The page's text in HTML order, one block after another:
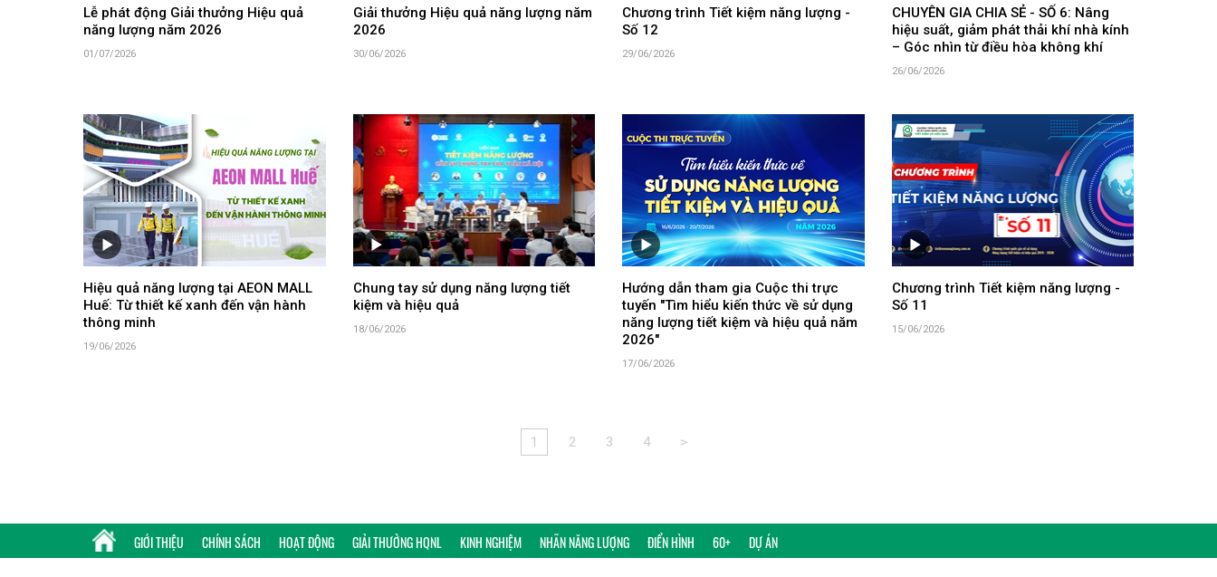
Lễ phát động Giải thưởng Hiệu quả
năng lượng năm 2026
01/07/2026
Giải thưởng Hiệu quả năng lượng năm
2026
30/06/2026
Chương trình Tiết kiệm năng lượng -
Số 12
29/06/2026
CHUYÊN GIA CHIA SẺ - SỐ 6: Nâng
hiệu suất, giảm phát thải khí nhà kính
– Góc nhìn từ điều hòa không khí
26/06/2026
Hiệu quả năng lượng tại AEON MALL
Huế: Từ thiết kế xanh đến vận hành
thông minh
19/06/2026
Chung tay sử dụng năng lượng tiết
kiệm và hiệu quả
18/06/2026
Hướng dẫn tham gia Cuộc thi trực
tuyến "Tìm hiểu kiến thức về sử dụng
năng lượng tiết kiệm và hiệu quả năm
2026"
17/06/2026
Chương trình Tiết kiệm năng lượng -
Số 11
15/06/2026
1 2 3 4 >
GIỚI THIỆU CHÍNH SÁCH HOẠT ĐỘNG GIẢI THƯỞNG HQNL KINH NGHIỆM NHÃN NĂNG LƯỢNG ĐIỂN HÌNH 60+ DỰ ÁN